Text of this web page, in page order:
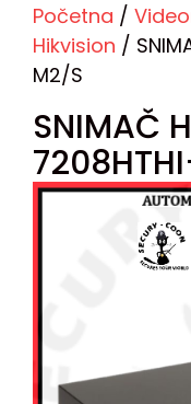
Početna /
Hikvision /
M2/S
SNIMAČ